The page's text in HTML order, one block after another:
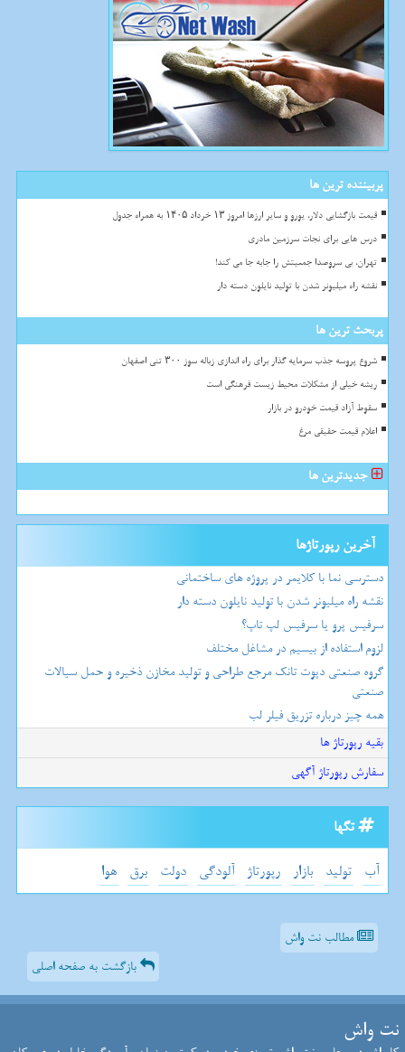
پربیننده ترین ها
قیمت بازگشایی دلار، یورو و سایر ارزها امروز ۱۳ خرداد ۱۴۰۵ به همراه جدول
درس هایی برای نجات سرزمین مادری
تهران، بی سروصدا جمعیتش را جابه جا می کند!
نقشه راه میلیونر شدن با تولید نایلون دسته دار
پربحث ترین ها
شروع پروسه جذب سرمایه گذار برای راه اندازی زباله سوز ۳۰۰ تنی اصفهان
ریشه خیلی از مشکلات محیط زیست فرهنگی است
سقوط آزاد قیمت خودرو در بازار
اعلام قیمت حقیقی مرغ
جدیدترین ها
آخرین رپورتاژها
دسترسی نما با کلایمر در پروژه های ساختمانی
نقشه راه میلیونر شدن با تولید نایلون دسته دار
سرفیس پرو یا سرفیس لپ تاپ؟
لزوم استفاده از بیسیم در مشاغل مختلف
گروه صنعتی دپوت تانک مرجع طراحی و تولید مخازن ذخیره و حمل سیالات
صنعتی
همه چیز درباره تزریق فیلر لب
بقیه رپورتاژ ها
سفارش رپورتاژ آگهی
تگها
آب تولید بازار رپورتاژ آلودگی دولت برق هوا
مطالب نت واش
بازگشت به صفحه اصلی
نت واش